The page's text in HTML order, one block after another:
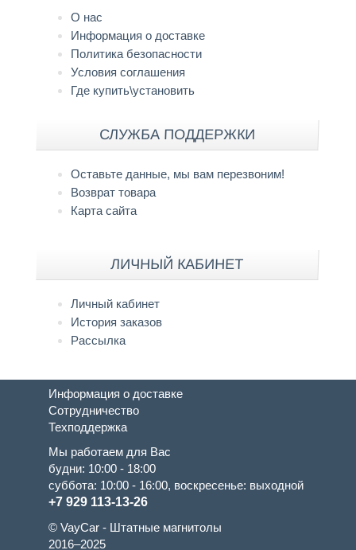
О нас
Информация о доставке
Политика безопасности
Условия соглашения
Где купить\установить
СЛУЖБА ПОДДЕРЖКИ
Оставьте данные, мы вам перезвоним!
Возврат товара
Карта сайта
ЛИЧНЫЙ КАБИНЕТ
Личный кабинет
История заказов
Рассылка
Информация о доставке
Сотрудничество
Техподдержка
Мы работаем для Вас
будни: 10:00 - 18:00
суббота: 10:00 - 16:00, воскресенье: выходной
+7 929 113-13-26
© VayCar - Штатные магнитолы
2016–2025